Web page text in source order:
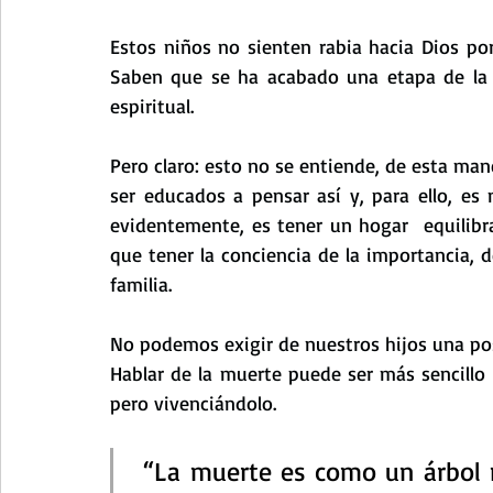
Estos niños no sienten rabia hacia Dios
Saben que se ha acabado una etapa de
espiritual.
Pero claro: esto no se entiende, de esta
ser educados a pensar así y, para ello, es
evidentemente, es tener un hogar
que tener la conciencia de la importancia,
familia.
No podemos exigir de nuestros hijos una
Hablar de la muerte puede ser más
pero vivenciándolo.
“La muerte es como un